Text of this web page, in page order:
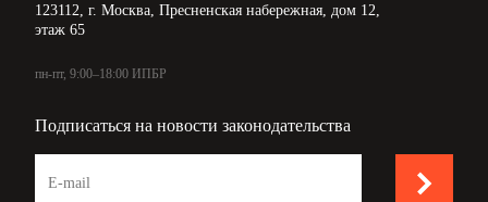
123112, г. Москва, Пресненская набережная, дом 12,
этаж 65
пн-пт, 9:00–18:00 ИПБР
Подписаться на новости законодательства